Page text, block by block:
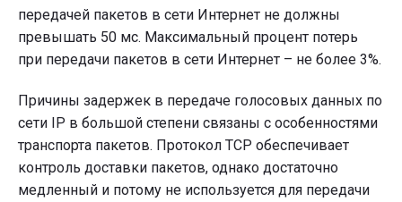
передачей пакетов в сети Интернет не должны
превышать 50 мс. Максимальный процент потерь
при передачи пакетов в сети Интернет – не более 3%.
Причины задержек в передаче голосовых данных по
сети IP в большой степени связаны с особенностями
транспорта пакетов. Протокол TCP обеспечивает
контроль доставки пакетов, однако достаточно
медленный и потому не используется для передачи